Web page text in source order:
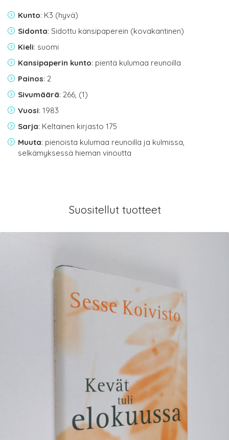
Kunto: K3 (hyvä)
Sidonta: Sidottu kansipaperein (kovakantinen)
Kieli: suomi
Kansipaperin kunto: pientä kulumaa reunoilla
Painos: 2
Sivumäärä: 266, (1)
Vuosi: 1983
Sarja: Keltainen kirjasto 175
Muuta: pienoista kulumaa reunoilla ja kulmissa,
selkämyksessä hieman vinoutta
Suositellut tuotteet